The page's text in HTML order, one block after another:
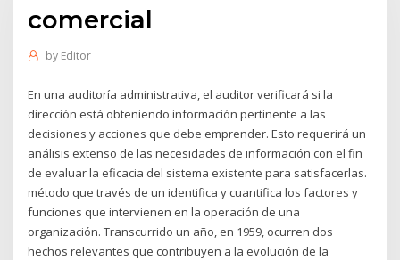
comercial
by Editor
En una auditoría administrativa, el auditor verificará si la
dirección está obteniendo información pertinente a las
decisiones y acciones que debe emprender. Esto requerirá un
análisis extenso de las necesidades de información con el fin
de evaluar la eficacia del sistema existente para satisfacerlas.
método que través de un identifica y cuantifica los factores y
funciones que intervienen en la operación de una
organización. Transcurrido un año, en 1959, ocurren dos
hechos relevantes que contribuyen a la evolución de la